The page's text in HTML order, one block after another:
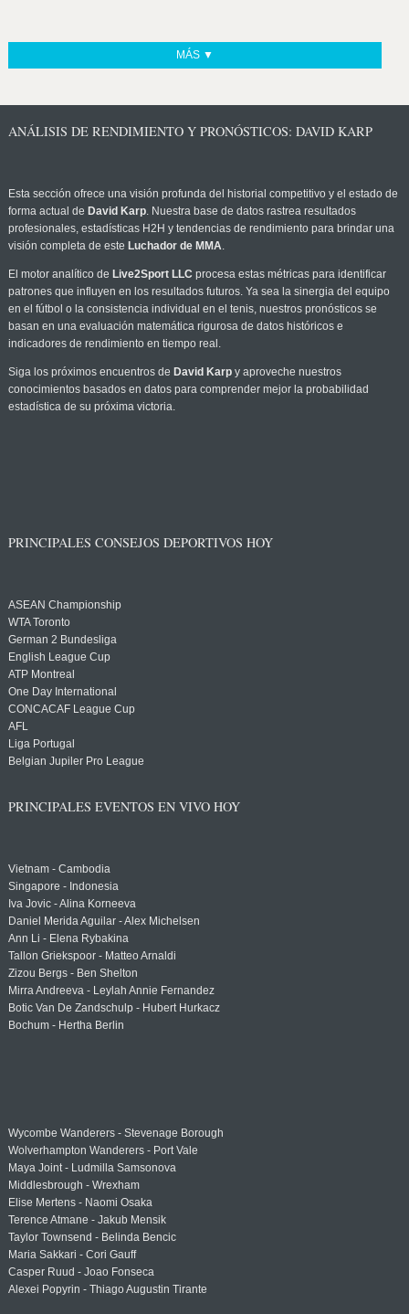
MÁS ▼
ANÁLISIS DE RENDIMIENTO Y PRONÓSTICOS: DAVID KARP
Esta sección ofrece una visión profunda del historial competitivo y el estado de
forma actual de David Karp. Nuestra base de datos rastrea resultados
profesionales, estadísticas H2H y tendencias de rendimiento para brindar una
visión completa de este Luchador de MMA.
El motor analítico de Live2Sport LLC procesa estas métricas para identificar
patrones que influyen en los resultados futuros. Ya sea la sinergia del equipo
en el fútbol o la consistencia individual en el tenis, nuestros pronósticos se
basan en una evaluación matemática rigurosa de datos históricos e
indicadores de rendimiento en tiempo real.
Siga los próximos encuentros de David Karpy aproveche nuestros
conocimientos basados en datos para comprender mejor la probabilidad
estadística de su próxima victoria.
PRINCIPALES CONSEJOS DEPORTIVOS HOY
ASEAN Championship
WTA Toronto
German 2 Bundesliga
English League Cup
ATP Montreal
One Day International
CONCACAF League Cup
AFL
Liga Portugal
Belgian Jupiler Pro League
PRINCIPALES EVENTOS EN VIVO HOY
Vietnam - Cambodia
Singapore - Indonesia
Iva Jovic - Alina Korneeva
Daniel Merida Aguilar - Alex Michelsen
Ann Li - Elena Rybakina
Tallon Griekspoor - Matteo Arnaldi
Zizou Bergs - Ben Shelton
Mirra Andreeva - Leylah Annie Fernandez
Botic Van De Zandschulp - Hubert Hurkacz
Bochum - Hertha Berlin
Wycombe Wanderers - Stevenage Borough
Wolverhampton Wanderers - Port Vale
Maya Joint - Ludmilla Samsonova
Middlesbrough - Wrexham
Elise Mertens - Naomi Osaka
Terence Atmane - Jakub Mensik
Taylor Townsend - Belinda Bencic
Maria Sakkari - Cori Gauff
Casper Ruud - Joao Fonseca
Alexei Popyrin - Thiago Augustin Tirante